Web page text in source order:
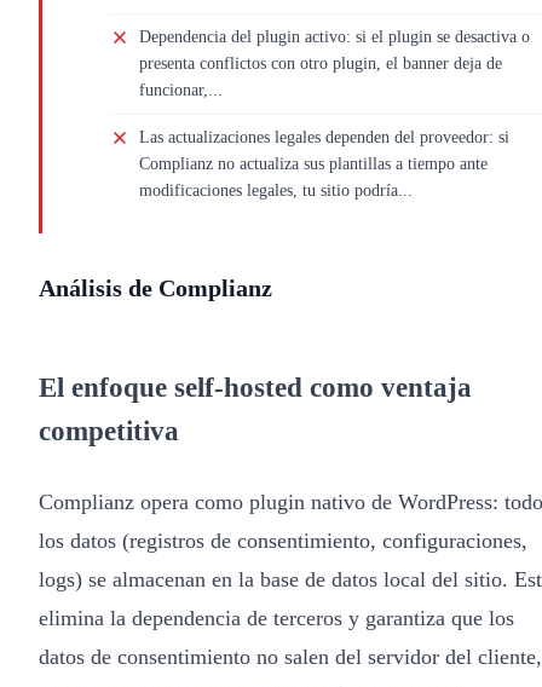
Dependencia del plugin activo: si el plugin se desactiva o
presenta conflictos con otro plugin, el banner deja de
funcionar,...
Las actualizaciones legales dependen del proveedor: si
Complianz no actualiza sus plantillas a tiempo ante
modificaciones legales, tu sitio podría...
Análisis de Complianz
El enfoque self-hosted como ventaja
competitiva
Complianz opera como plugin nativo de WordPress:
los datos (registros de consentimiento, configuraciones,
logs) se almacenan en la base de datos local del sitio.
elimina la dependencia de terceros y garantiza que los
datos de consentimiento no salen del servidor del cliente,